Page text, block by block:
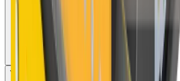
ツインヘッダー